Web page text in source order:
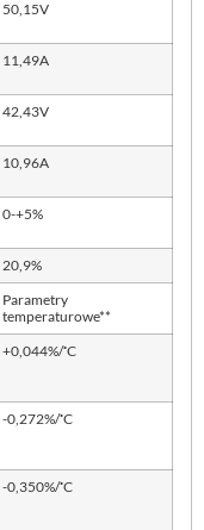
50,15V
11,49A
42,43V
10,96A
0-+5%
20,9%
Parametry
temperaturowe**
+0,044%/◦C
-0,272%/◦C
-0,350%/◦C